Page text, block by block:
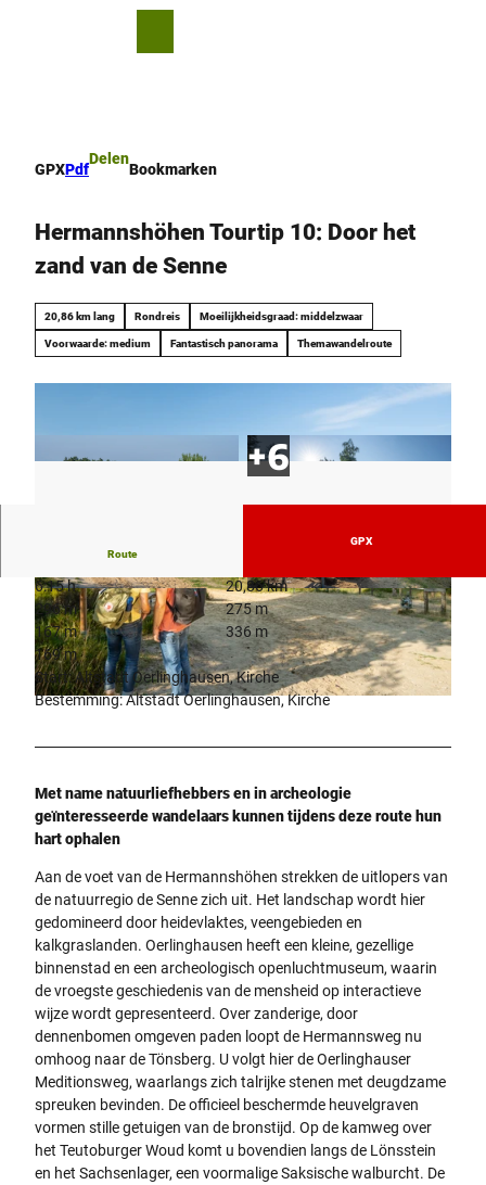
GPXPdf
Delen
Bookmarken
Hermannshöhen Tourtip 10: Door het
zand van de Senne
20,86 km lang Rondreis Moeilijkheidsgraad: middelzwaar
Voorwaarde: medium Fantastisch panorama Themawandelroute
© Teutoburger Wald Tourismus, P. Gawandtka | CC-BY-SA
© Teutoburger Wald Tourismus, P. Gawandtka © Teutoburger Wald Tourismus, P. Gawandtka
Route
GPX
6:15 h
20,86 km
296 m
275 m
167 m
336 m
169 m
Start: Altstadt Oerlinghausen, Kirche
Bestemming: Altstadt Oerlinghausen, Kirche
Met name natuurliefhebbers en in archeologie
geïnteresseerde wandelaars kunnen tijdens deze route hun
hart ophalen
Aan de voet van de Hermannshöhen strekken de uitlopers van
de natuurregio de Senne zich uit. Het landschap wordt hier
gedomineerd door heidevlaktes, veengebieden en
kalkgraslanden. Oerlinghausen heeft een kleine, gezellige
binnenstad en een archeologisch openluchtmuseum, waarin
de vroegste geschiedenis van de mensheid op interactieve
wijze wordt gepresenteerd. Over zanderige, door
dennenbomen omgeven paden loopt de Hermannsweg nu
omhoog naar de Tönsberg. U volgt hier de Oerlinghauser
Meditionsweg, waarlangs zich talrijke stenen met deugdzame
spreuken bevinden. De officieel beschermde heuvelgraven
vormen stille getuigen van de bronstijd. Op de kamweg over
het Teutoburger Woud komt u bovendien langs de Lönsstein
en het Sachsenlager, een voormalige Saksische walburcht. De